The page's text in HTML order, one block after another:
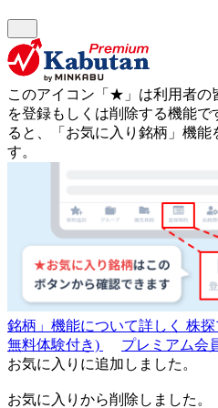
このアイコン 「★」 は利用者の
を登録もしくは削除する機能で
ると、「お気に入り銘柄」機能
す。
銘柄」機能について詳しく 株
無料体験付き)
プレミアム会
お気に入りに追加しました。
お気に入りから削除しました。